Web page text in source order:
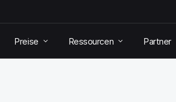
Preise Ressourcen Partner